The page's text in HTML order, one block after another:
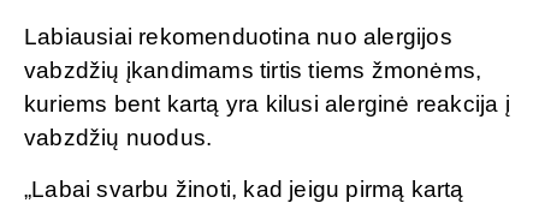
Labiausiai rekomenduotina nuo alergijos
vabzdžių įkandimams tirtis tiems žmonėms,
kuriems bent kartą yra kilusi alerginė reakcija į
vabzdžių nuodus.
„Labai svarbu žinoti, kad jeigu pirmą kartą